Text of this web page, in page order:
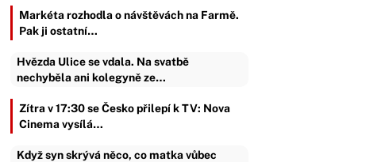
Markéta rozhodla o návštěvách na Farmě.
Pak ji ostatní…
Hvězda Ulice se vdala. Na svatbě
nechyběla ani kolegyně ze…
Zítra v 17:30 se Česko přilepí k TV: Nova
Cinema vysílá…
Když syn skrývá něco, co matka vůbec